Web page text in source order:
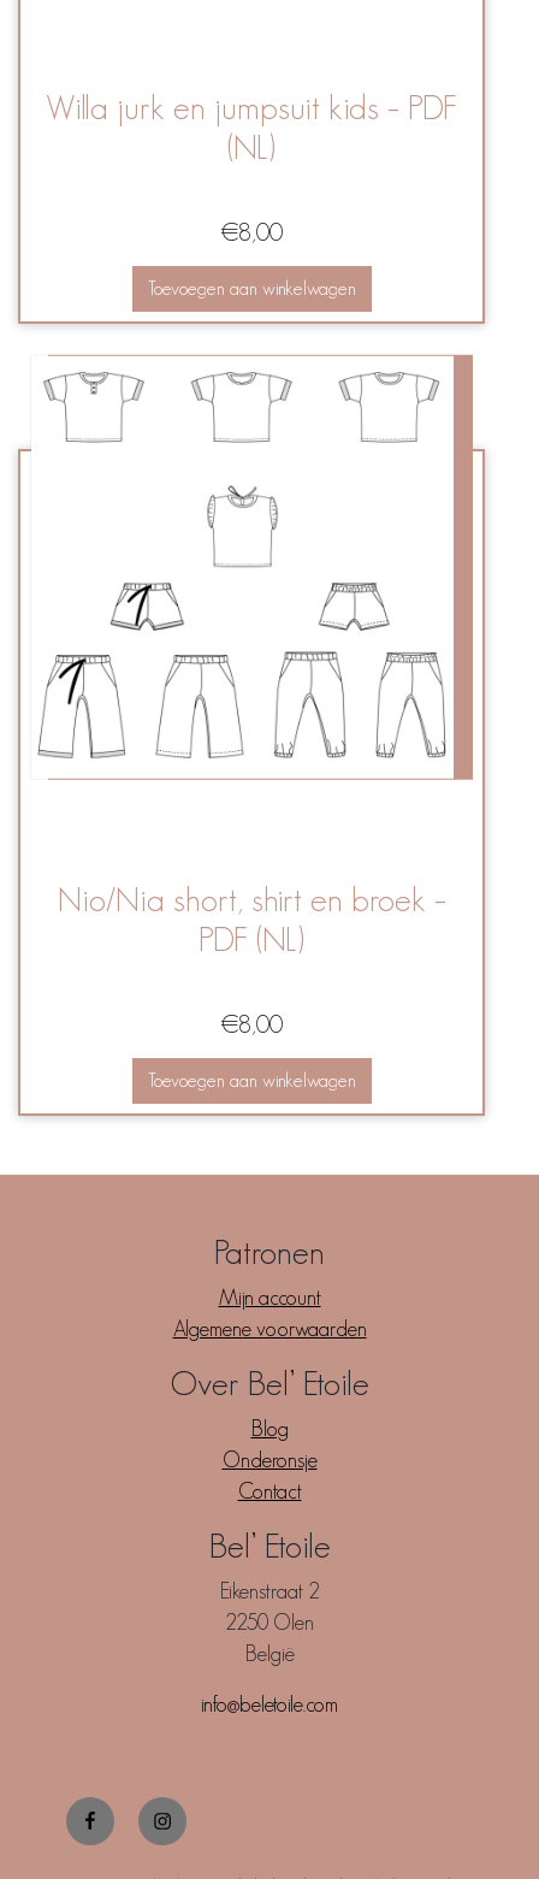
Willa jurk en jumpsuit kids – PDF
(NL)
€8,00
Toevoegen aan winkelwagen
Nio/Nia short, shirt en broek –
PDF (NL)
€8,00
Toevoegen aan winkelwagen
Patronen
Mijn account
Algemene voorwaarden
Over Bel’ Etoile
Blog
Onderonsje
Contact
Bel’ Etoile
Eikenstraat 2
2250 Olen
België
info@beletoile.com
Facebook Instagram